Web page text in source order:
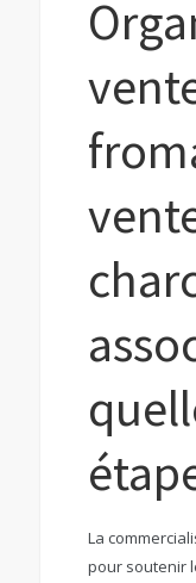
La
pour soutenir